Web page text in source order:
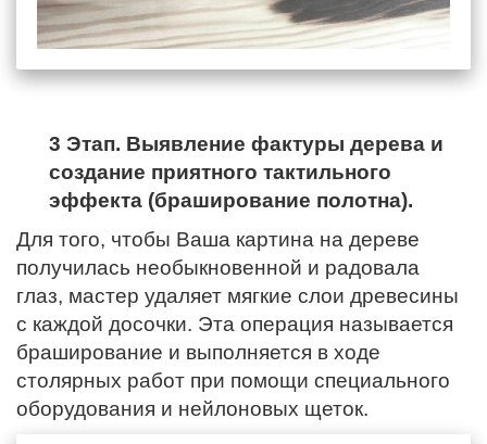
3 Этап. Выявление фактуры дерева и
создание приятного тактильного
эффекта (браширование полотна).
Для того, чтобы Ваша картина на дереве
получилась необыкновенной и радовала
глаз, мастер удаляет мягкие слои древесины
с каждой досочки. Эта операция называется
браширование и выполняется в ходе
столярных работ при помощи специального
оборудования и нейлоновых щеток.